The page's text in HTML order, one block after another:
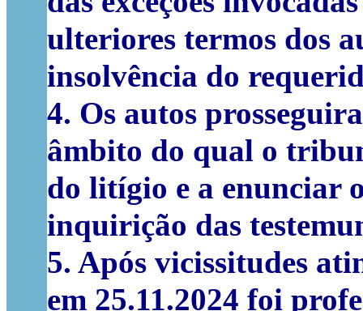
ulteriores termos dos
insolvência do
4. Os autos
âmbito do qual o
do litígio e a enunciar
inquirição das
5. Após vicissitudes
em 25.11.2024 foi